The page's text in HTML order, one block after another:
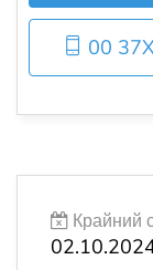
00
Крайний